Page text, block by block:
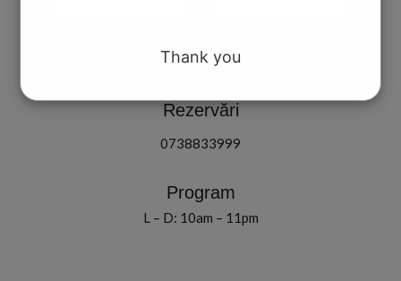
Bd. 1 Decembrie 1918, nr. 15
Suceava
Rezervări
0738833999
Program
L – D: 10am – 11pm
Thank you